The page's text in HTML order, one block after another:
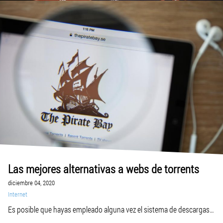
Las mejores alternativas a webs de torrents
diciembre 04, 2020
Internet
Es posible que hayas empleado alguna vez el sistema de descargas